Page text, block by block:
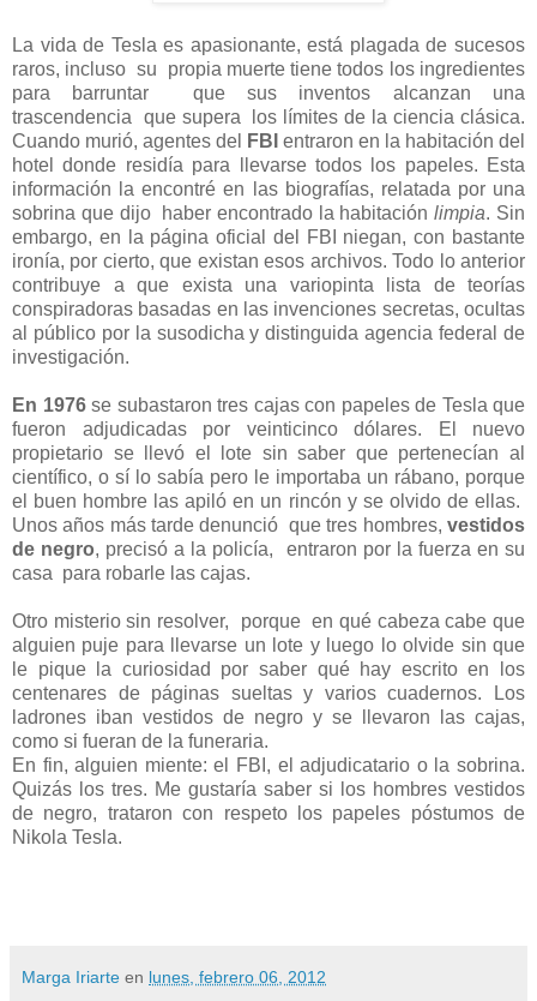
La vida de Tesla es apasionante, está plagada de sucesos
raros, incluso su propia muerte tiene todos los ingredientes
para barruntar que sus inventos alcanzan una
trascendencia que supera los límites de la ciencia clásica.
Cuando murió, agentes del
FBI entraron en la habitación del
hotel donde residía para llevarse todos los papeles. Esta
información la encontré en las biografías, relatada por una
sobrina que dijo haber encontrado la habitaciónlimpia. Sin
embargo, en la página oficial del FBI niegan, con bastante
ironía, por cierto, que existan esos archivos. Todo lo anterior
contribuye a que exista una variopinta lista de teorías
conspiradoras basadas en las invenciones secretas, ocultas
al público por la susodicha y distinguida agencia federal de
investigación.
En 1976se subastaron tres cajas con papeles de Tesla que
fueron adjudicadas por veinticinco dólares. El nuevo
propietario se llevó el lote sin saber que pertenecían al
científico, o sí lo sabía pero le importaba un rábano, porque
el buen hombre las apiló en un rincón y se olvido de ellas.
Unos años más tarde denunció que tres hombres, vestidos
de negro, precisó a la policía, entraron por la fuerza en su
casa para robarle las cajas.
Otro misterio sin resolver, porque en qué cabeza cabe que
alguien puje para llevarse un lote y luego lo olvide sin que
le pique la curiosidad por saber qué hay escrito en los
centenares de páginas sueltas y varios cuadernos. Los
ladrones iban vestidos de negro y se llevaron las cajas,
como si fueran de la funeraria.
En fin, alguien miente: el FBI, el adjudicatario o la sobrina.
Quizás los tres. Me gustaría saber si los hombres vestidos
de negro, trataron con respeto los papeles póstumos de
Nikola Tesla.
Marga Iriarte en lunes, febrero 06, 2012